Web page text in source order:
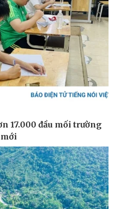
Ô tô - Xe máy
Ô tô
Xe máy
Tư vấn